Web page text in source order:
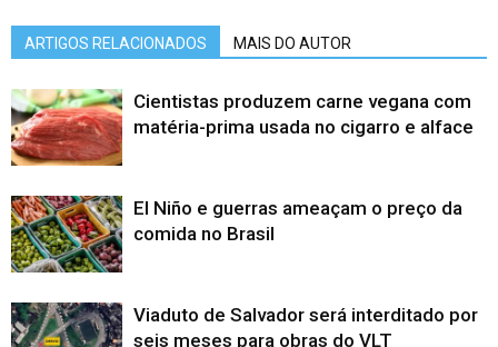
ARTIGOS RELACIONADOS MAIS DO AUTOR
Cientistas produzem carne vegana com
matéria-prima usada no cigarro e alface
El Niño e guerras ameaçam o preço da
comida no Brasil
Viaduto de Salvador será interditado por
seis meses para obras do VLT